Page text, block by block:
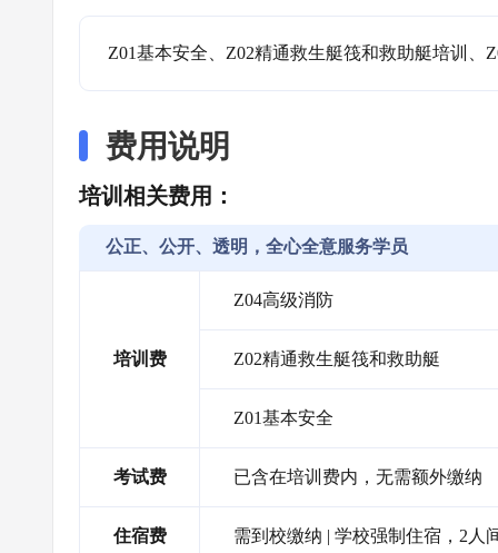
Z01基本安全、Z02精通救生艇筏和救助艇培训、
费用说明
培训相关费用：
公正、公开、透明，全心全意服务学员
培训费
Z04高级消防
Z02精通救生艇筏和救助艇
Z01基本安全
考试费 已含在培训费内，无需额外缴纳
住宿费 需到校缴纳 | 学校强制住宿，2人